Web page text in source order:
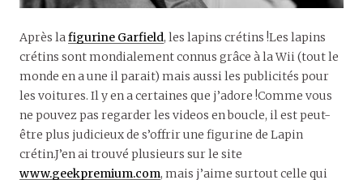
Après lafigurine Garfield, les lapins crétins !Les lapins
crétins sont mondialement connus grâce à la Wii (tout le
monde en a une il parait) mais aussi les publicités pour
les voitures. Il y en a certaines que j’adore !Comme vous
ne pouvez pas regarder les videos en boucle, il est peut-
être plus judicieux de s’offrir une figurine de Lapin
crétin.J’en ai trouvé plusieurs sur le site
www.geekpremium.com, mais j’aime surtout celle qui